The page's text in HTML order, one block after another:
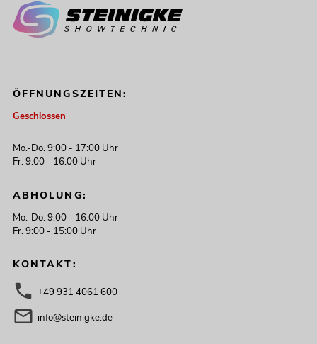
ÖFFNUNGSZEITEN:
Geschlossen
Mo.-Do. 9:00 - 17:00 Uhr
Fr. 9:00 - 16:00 Uhr
ABHOLUNG:
Mo.-Do. 9:00 - 16:00 Uhr
Fr. 9:00 - 15:00 Uhr
KONTAKT:
+49 931 4061 600
info@steinigke.de